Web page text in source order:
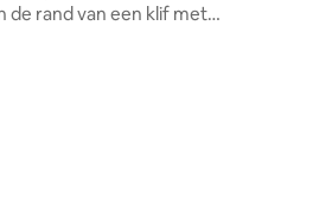
de rand van een klif met